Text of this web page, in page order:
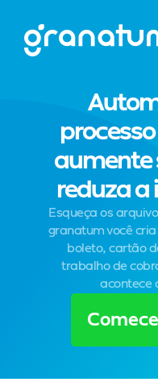
aumente
reduza a
Esqueça os
granatum você
boleto, cartão
trabalho de
acontece